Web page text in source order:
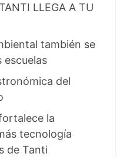
LLEGA A TU
también se
escuelas
del
la
tecnología
de Tanti